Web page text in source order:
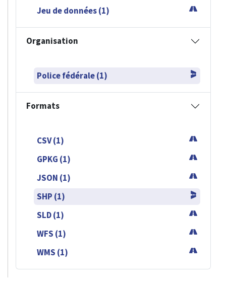
Jeu de données (1)
Organisation
Police fédérale (1)
Formats
CSV (1)
GPKG (1)
JSON (1)
SHP (1)
SLD (1)
WFS (1)
WMS (1)